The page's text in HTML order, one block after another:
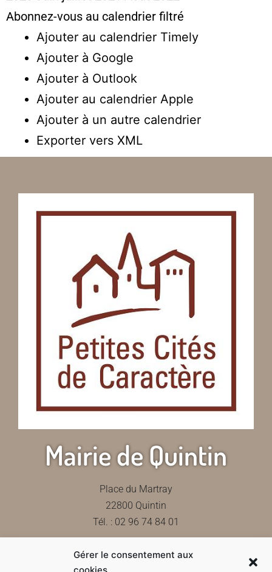
Gérer le consentement aux
Abonnez-vous au calendrier filtré
Ajouter au calendrier Timely
Ajouter à Google
Ajouter à Outlook
Ajouter au calendrier Apple
Ajouter à un autre calendrier
Exporter vers XML
Mairie de Quintin
Place du Martray
22800 Quintin
Tél. : 02 96 74 84 01
Contactez-nous